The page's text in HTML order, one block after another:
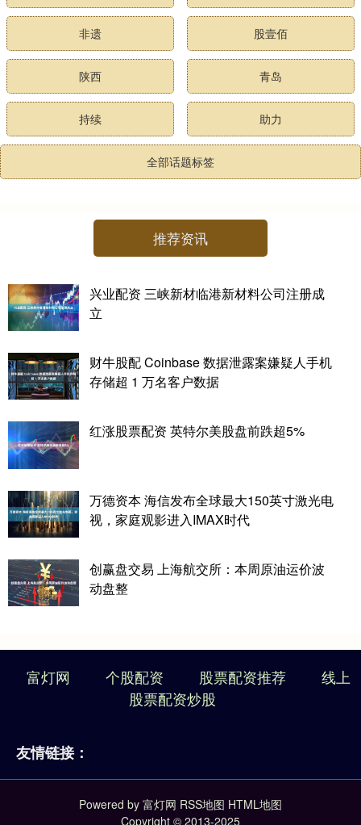
非遗 股壹佰
陕西 青岛
持续 助力
全部话题标签
推荐资讯
兴业配资 三峡新材临港新材料公司注册成
立
财牛股配 Coinbase 数据泄露案嫌疑人手机
存储超 1 万名客户数据
红涨股票配资 英特尔美股盘前跌超5%
万德资本 海信发布全球最大150英寸激光电
视，家庭观影进入IMAX时代
创赢盘交易 上海航交所：本周原油运价波
动盘整
富灯网 个股配资 股票配资推荐
线上
股票配资炒股
友情链接：
Powered by 富灯网 RSS地图 HTML地图
Copyright © 2013-2025